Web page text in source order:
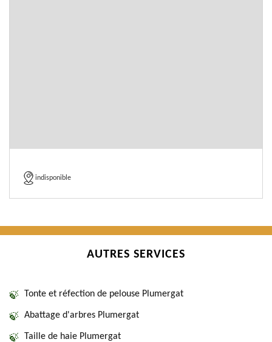
indisponible
AUTRES SERVICES
Tonte et réfection de pelouse Plumergat
Abattage d'arbres Plumergat
Taille de haie Plumergat